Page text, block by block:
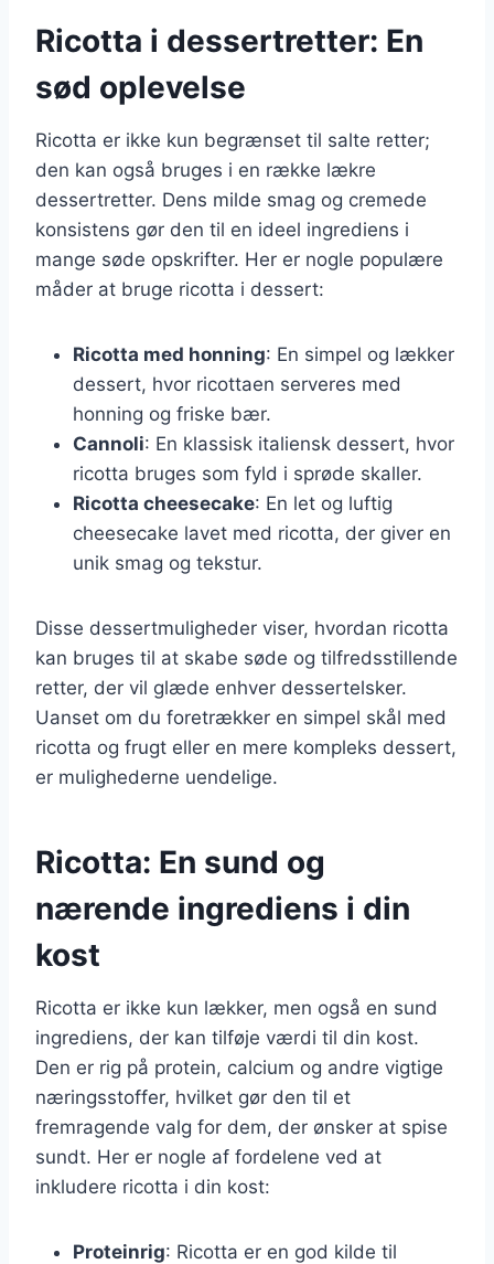
Ricotta i dessertretter: En
sød oplevelse
Ricotta er ikke kun begrænset til salte retter;
den kan også bruges i en række lækre
dessertretter. Dens milde smag og cremede
konsistens gør den til en ideel ingrediens i
mange søde opskrifter. Her er nogle populære
måder at bruge ricotta i dessert:
Ricotta med honning: En simpel og lækker
dessert, hvor ricottaen serveres med
honning og friske bær.
Cannoli: En klassisk italiensk dessert, hvor
ricotta bruges som fyld i sprøde skaller.
Ricotta cheesecake: En let og luftig
cheesecake lavet med ricotta, der giver en
unik smag og tekstur.
Disse dessertmuligheder viser, hvordan ricotta
kan bruges til at skabe søde og tilfredsstillende
retter, der vil glæde enhver dessertelsker.
Uanset om du foretrækker en simpel skål med
ricotta og frugt eller en mere kompleks dessert,
er mulighederne uendelige.
Ricotta: En sund og
nærende ingrediens i din
kost
Ricotta er ikke kun lækker, men også en sund
ingrediens, der kan tilføje værdi til din kost.
Den er rig på protein, calcium og andre vigtige
næringsstoffer, hvilket gør den til et
fremragende valg for dem, der ønsker at spise
sundt. Her er nogle af fordelene ved at
inkludere ricotta i din kost:
Proteinrig: Ricotta er en god kilde til